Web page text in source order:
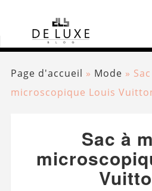
Page d'accueil » Mode »
microscopique Louis
Sac à